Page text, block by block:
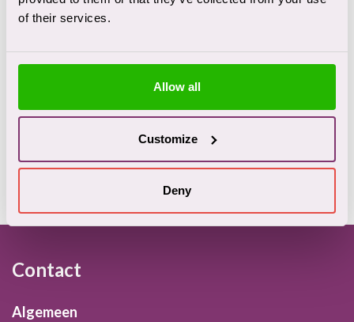
of their services.
Allow all
Customize
Deny
Ervaringsverhalen
Contact
Algemeen